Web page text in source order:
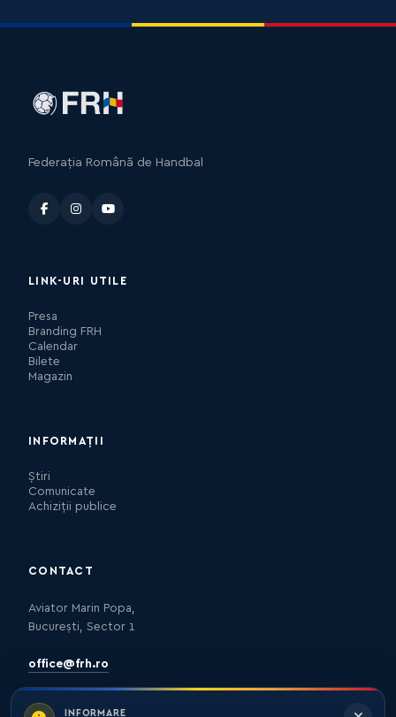
INFORMARE
Federația Română de Handbal
LINK-URI UTILE
Presa
Branding FRH
Calendar
Bilete
Magazin
INFORMAȚII
Știri
Comunicate
Achiziții publice
CONTACT
Aviator Marin Popa,
București, Sector 1
office@frh.ro